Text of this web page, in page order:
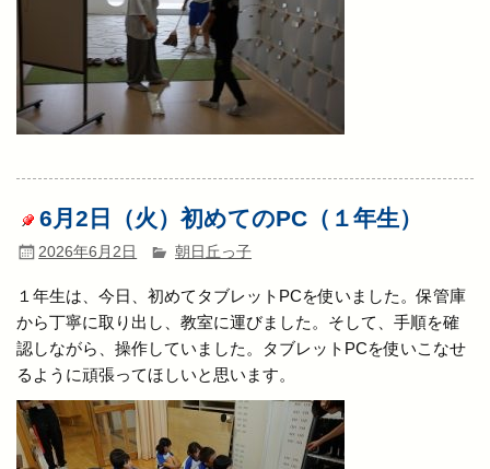
6月2日（火）初めてのPC（１年生）
2026年6月2日 朝日丘っ子
１年生は、今日、初めてタブレットPCを使いました。保管庫
から丁寧に取り出し、教室に運びました。そして、手順を確
認しながら、操作していました。タブレットPCを使いこなせ
るように頑張ってほしいと思います。